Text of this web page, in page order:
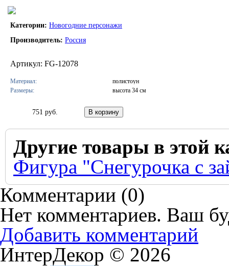
Категории: Новогодние персонажи
Производитель: Россия
Артикул: FG-12078
Материал:
полистоун
Размеры:
высота 34 см
751 руб.
Другие товары в этой
Фигура "Снегурочка с
Комментарии (0)
Нет комментариев. Ваш
Добавить комментарий
ИнтерДекор © 2026